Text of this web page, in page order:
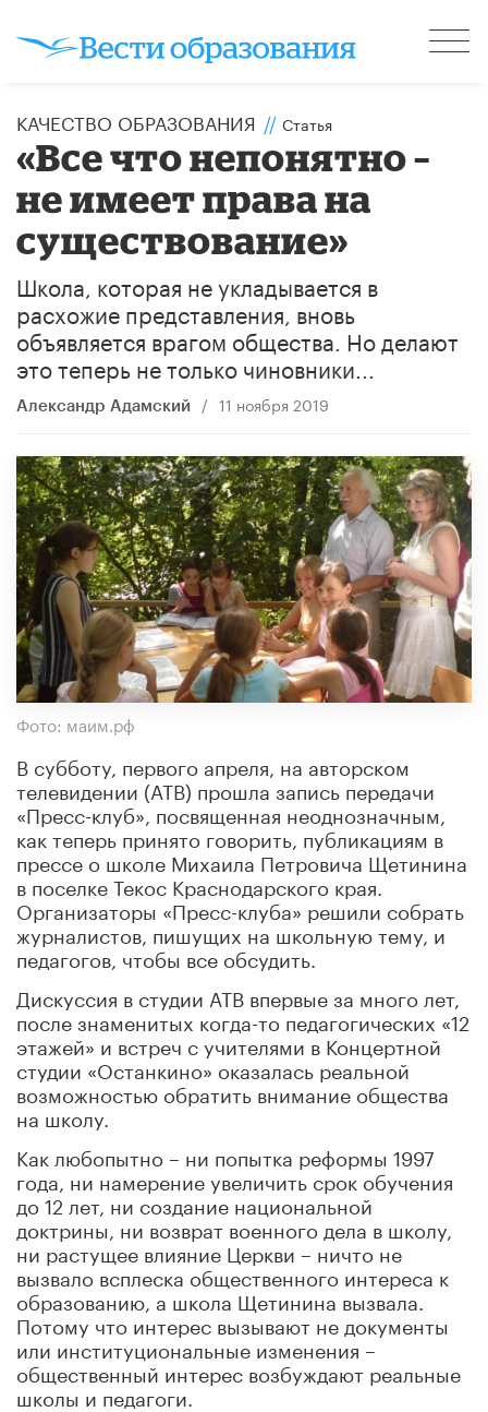
КАЧЕСТВО ОБРАЗОВАНИЯ // Статья
«Все что непонятно –
не имеет права на
существование»
Школа, которая не укладывается в
расхожие представления, вновь
объявляется врагом общества. Но делают
это теперь не только чиновники...
Александр Адамский / 11 ноября 2019
Фото: маим.рф
В субботу, первого апреля, на авторском
телевидении (АТВ) прошла запись передачи
«Пресс-клуб», посвященная неоднозначным,
как теперь принято говорить, публикациям в
прессе о школе Михаила Петровича Щетинина
в поселке Текос Краснодарского края.
Организаторы «Пресс-клуба» решили собрать
журналистов, пишущих на школьную тему, и
педагогов, чтобы все обсудить.
Дискуссия в студии АТВ впервые за много лет,
после знаменитых когда-то педагогических «12
этажей» и встреч с учителями в Концертной
студии «Останкино» оказалась реальной
возможностью обратить внимание общества
на школу.
Как любопытно – ни попытка реформы 1997
года, ни намерение увеличить срок обучения
до 12 лет, ни создание национальной
доктрины, ни возврат военного дела в школу,
ни растущее влияние Церкви – ничто не
вызвало всплеска общественного интереса к
образованию, а школа Щетинина вызвала.
Потому что интерес вызывают не документы
или институциональные изменения –
общественный интерес возбуждают реальные
школы и педагоги.